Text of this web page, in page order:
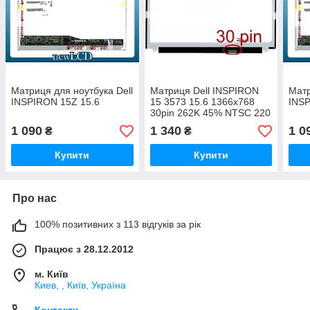
Матриця для ноутбука Dell
INSPIRON 15Z 15.6
1 090 ₴
Купити
Матриця Dell INSPIRON
15 3573 15.6 1366x768
30pin 262K 45% NTSC 220
cd/m² для ноутбука
1 340₴
Купити
1
Про нас
100% позитивних з 113 відгуків за рік
Працює з 28.12.2012
м. Київ
Киев, , Київ, Україна